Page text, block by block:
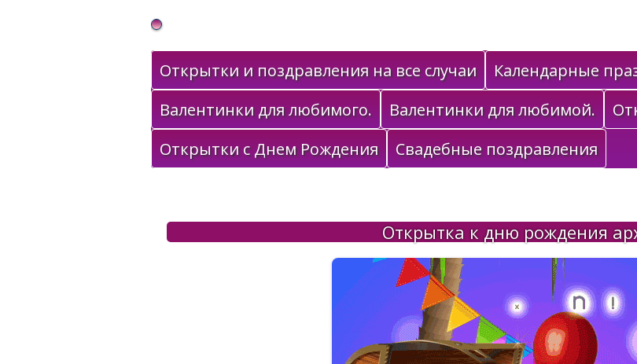
Gif Открытки в подарок
Открытки и поздравления на все случаи
Календарные
Валентинки для любимого.
Валентинки для любимой.
Открытки с Днем Рождения
Свадебные поздравления
Открытка к дню рождения